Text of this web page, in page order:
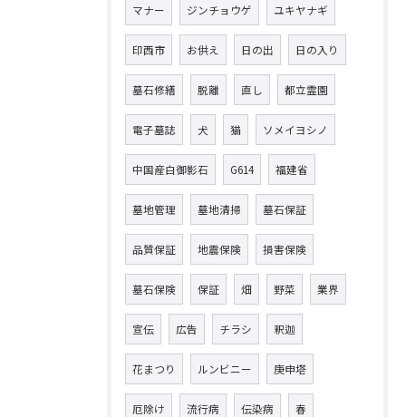
マナー ジンチョウゲ ユキヤナギ
印西市 お供え 日の出 日の入り
墓石修繕 脱離 直し 都立霊園
電子墓誌 犬 猫 ソメイヨシノ
中国産白御影石 G614 福建省
墓地管理 墓地清掃 墓石保証
品質保証 地震保険 損害保険
墓石保険 保証 畑 野菜 業界
宣伝 広告 チラシ 釈迦
花まつり ルンビニー 庚申塔
厄除け 流行病 伝染病 春